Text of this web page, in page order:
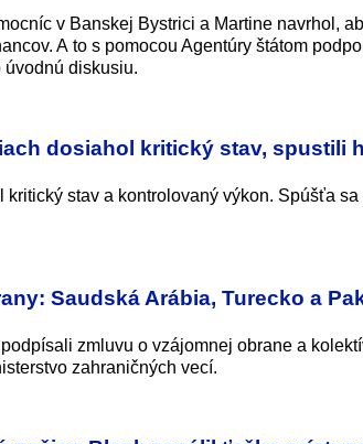
v Banskej Bystrici a Martine navrhol,
A to s pomocou Agentúry štátom
diskusiu.
dosiahol kritický stav, spustili
stav a kontrolovaný výkon. Spúšťa sa
Saudská Arábia, Turecko a
zmluvu o vzájomnej obrane a
zahraničných vecí.